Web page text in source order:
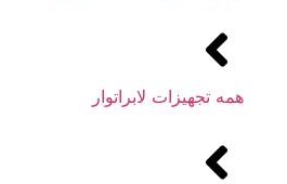
همه تجهیزات لابراتوار